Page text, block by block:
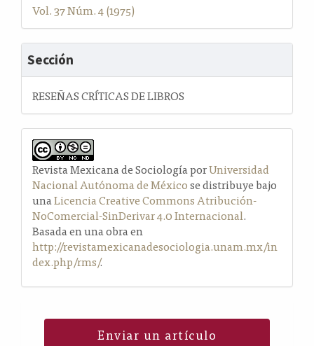
Vol. 37 Núm. 4 (1975)
Sección
RESEÑAS CRÍTICAS DE LIBROS
Revista Mexicana de Sociología porUniversidad
Nacional Autónoma de Méxicose distribuye bajo
unaLicencia Creative Commons Atribución-
NoComercial-SinDerivar 4.0 Internacional.
Basada en una obra en
http://revistamexicanadesociologia.unam.mx/in
dex.php/rms/.
Enviar un artículo